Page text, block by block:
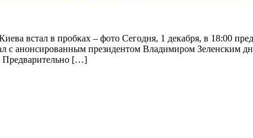
встал в пробках – фото Сегодня, 1 декабря, в 18:00
анонсированным президентом Владимиром Зеленским
Предварительно […]